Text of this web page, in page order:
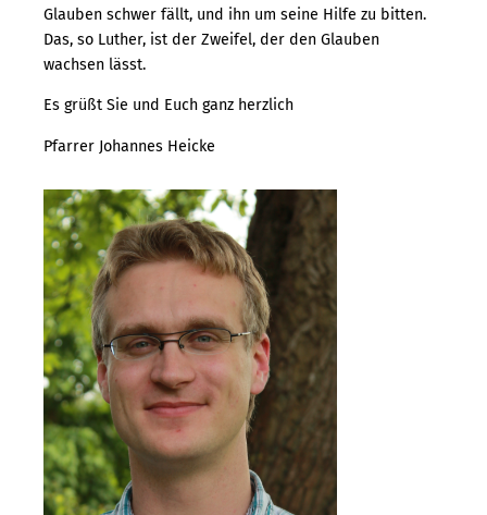
Glauben schwer fällt, und ihn um seine Hilfe zu bitten.
Das, so Luther, ist der Zweifel, der den Glauben
wachsen lässt.
Es grüßt Sie und Euch ganz herzlich
Pfarrer Johannes Heicke